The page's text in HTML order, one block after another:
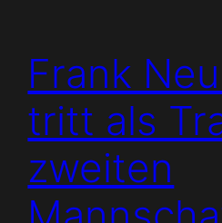
Frank
tritt als
zweiten